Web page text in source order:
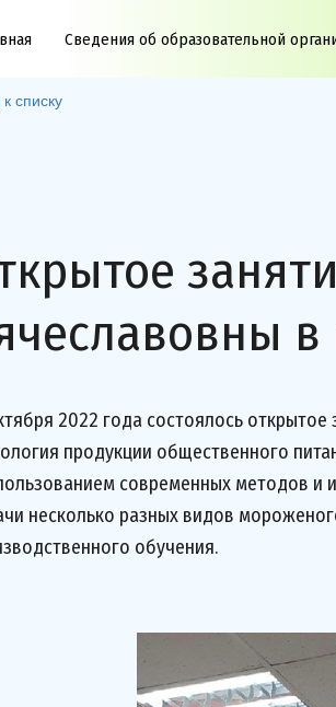
Сведения об образовательной
списку
в
2022 года состоялось
продукции общественного
современных методов
несколько разных видов
обучения.